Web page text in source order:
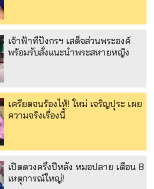
เจ้าฟ้าทีปังกรฯ เสด็จส่วนพระองค์
พร้อมรับสั่งแนะนำพระสหายหญิง
เครียดจนร้องไห้! ใหม่ เจริญปุระ เผย
ความจริงเรื่องนี้
เปิดดวงครึ่งปีหลัง หมอปลาย เตือน 8
เหตุการณ์ใหญ่!